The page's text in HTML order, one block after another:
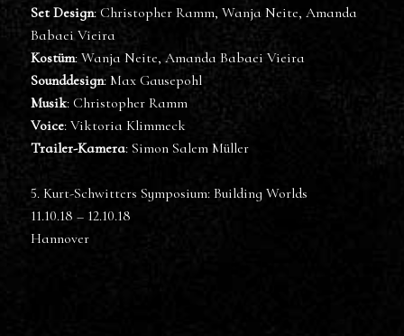
Set Design: Christopher Ramm, Wanja Neite, Amanda
Babaei Vieira
Kostüm: Wanja Neite, Amanda Babaei Vieira
Sounddesign: Max Gausepohl
Musik: Christopher Ramm
Voice: Viktoria Klimmeck
Trailer-Kamera: Simon Salem Müller
5. Kurt-Schwitters Symposium: Building Worlds
11.10.18 – 12.10.18
Hannover